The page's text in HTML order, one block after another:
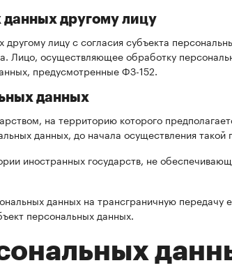
данных другому лицу
лицу с согласия субъекта
Лицо, осуществляющее обработку
предусмотренные ФЗ-152.
данных
на территорию которого
данных, до начала осуществления такой
иностранных государств, не
данных на трансграничную передачу
персональных данных.